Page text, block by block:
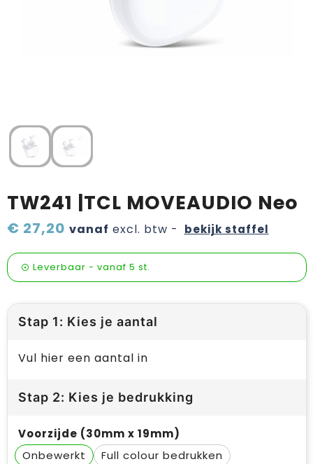
Zomerpakketten
TW241 |TCL MOVEAUDIO Neo
€ 27,20 vanaf excl. btw - bekijk staffel
Leverbaar - vanaf 5 st.
Stap 1: Kies je aantal
Vul hier een aantal in
Stap 2: Kies je bedrukking
Voorzijde (30mm x 19mm)
Onbewerkt
Full colour